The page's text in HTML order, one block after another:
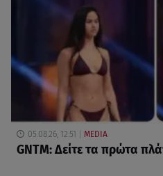
05.08.26, 12:51 MEDIA
GNTM: Δείτε τα πρώτα